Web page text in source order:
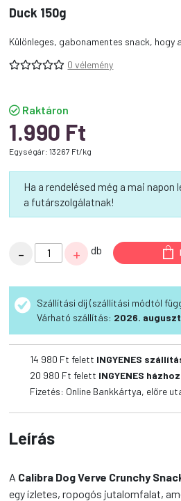
Duck 150g
Különleges, gabonamentes snack, hogy
0 vélemény
Raktáron
1.990 Ft
Egységár: 13267 Ft/kg
Ha a rendelésed még a mai napon
a futárszolgálatnak!
-
Calibra
Dog
Crunchy
Snack
Insect
&
Fresh
Duck
150g
mennyiség
+ db
Szállítási díj (szállítási módtól
Várható szállítás: 2026.
14 980 Ft felett INGYENES
20 980 Ft felett INGYENES
Fizetés: Online Bankkártya, előre
Leírás
A Calibra Dog Verve Crunchy
egy ízletes, ropogós jutalomfalat,